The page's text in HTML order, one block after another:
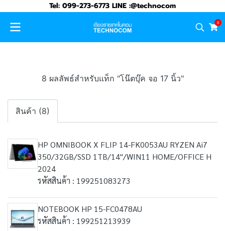
Tel: 099-273-6773 LINE :@technocom
0
8 ผลลัพธ์สำหรับแท็ก "โน๊ตบุ๊ค จอ 17 นิ้ว"
สินค้า (8)
HP OMNIBOOK X FLIP 14-FK0053AU RYZEN Ai7
350/32GB/SSD 1TB/14"/WIN11 HOME/OFFICE H
2024
รหัสสินค้า : 199251083273
NOTEBOOK HP 15-FC0478AU
รหัสสินค้า : 199251213939